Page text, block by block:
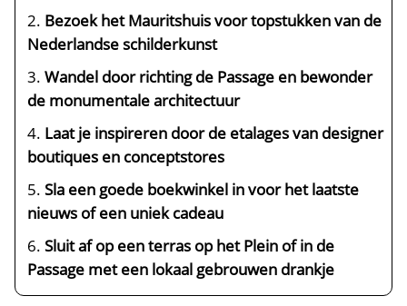
Bezoek het Mauritshuis voor topstukken van de
Nederlandse schilderkunst
Wandel door richting de Passage en bewonder
de monumentale architectuur
Laat je inspireren door de etalages van designer
boutiques en conceptstores
Sla een goede boekwinkel in voor het laatste
nieuws of een uniek cadeau
Sluit af op een terras op het Plein of in de
Passage met een lokaal gebrouwen drankje